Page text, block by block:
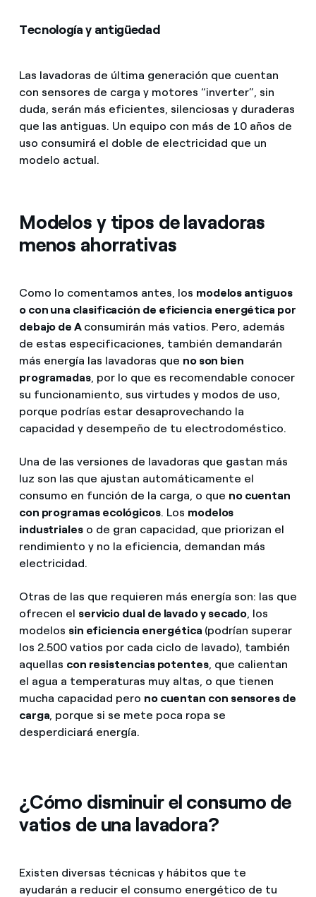
Tecnología y antigüedad
Las lavadoras de última generación que cuentan
con sensores de carga y motores “inverter”, sin
duda, serán más eficientes, silenciosas y duraderas
que las antiguas. Un equipo con más de 10 años de
uso consumirá el doble de electricidad que un
modelo actual.
Modelos y tipos de lavadoras
menos ahorrativas
Como lo comentamos antes, los modelos antiguos
o con una clasificación de eficiencia energética por
debajo de A consumirán más vatios. Pero, además
de estas especificaciones, también demandarán
más energía las lavadoras que no son bien
programadas, por lo que es recomendable conocer
su funcionamiento, sus virtudes y modos de uso,
porque podrías estar desaprovechando la
capacidad y desempeño de tu electrodoméstico.
Una de las versiones de lavadoras que gastan más
luz son las que ajustan automáticamente el
consumo en función de la carga, o que no cuentan
con programas ecológicos. Los modelos
industrialeso de gran capacidad, que priorizan el
rendimiento y no la eficiencia, demandan más
electricidad.
Otras de las que requieren más energía son: las que
ofrecen el servicio dual de lavado y secado, los
modelos sin eficiencia energética (podrían superar
los 2.500 vatios por cada ciclo de lavado), también
aquellas con resistencias potentes, que calientan
el agua a temperaturas muy altas, o que tienen
mucha capacidad pero no cuentan con sensores de
carga, porque si se mete poca ropa se
desperdiciará energía.
¿Cómo disminuir el consumo de
vatios de una lavadora?
Existen diversas técnicas y hábitos que te
ayudarán a reducir el consumo energético de tu